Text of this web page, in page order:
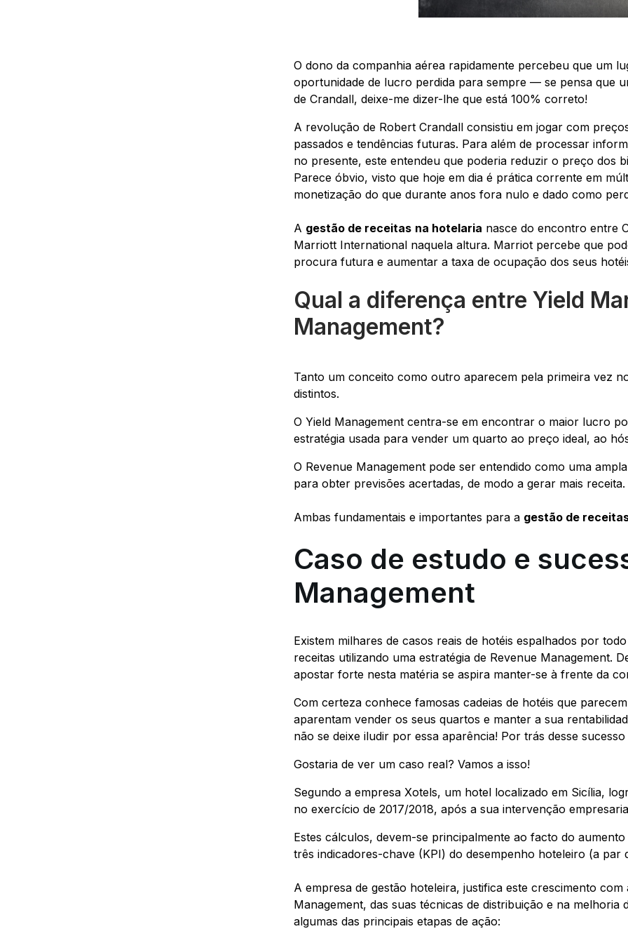
O dono da companhia aérea rapidamente percebeu que um
oportunidade de lucro perdida para sempre — se pensa que
de Crandall, deixe-me dizer-lhe que está 100% correto!
A revolução de Robert Crandall consistiu em jogar com
passados e tendências futuras. Para além de processar
no presente, este entendeu que poderia reduzir o preço dos
Parece óbvio, visto que hoje em dia é prática corrente em
monetização do que durante anos fora nulo e dado como
A gestão de receitas na hotelaria nasce do encontro entre
Marriott International naquela altura. Marriot percebe que
procura futura e aumentar a taxa de ocupação dos seus
Qual a diferença entre Yield
Management?
Tanto um conceito como outro aparecem pela primeira vez
distintos.
O Yield Management centra-se em encontrar o maior lucro
estratégia usada para vender um quarto ao preço ideal, ao
O Revenue Management pode ser entendido como uma
para obter previsões acertadas, de modo a gerar mais receita.
Ambas fundamentais e importantes para a gestão de
Caso de estudo e
Management
Existem milhares de casos reais de hotéis espalhados por
receitas utilizando uma estratégia de Revenue Management.
apostar forte nesta matéria se aspira manter-se à frente da
Com certeza conhece famosas cadeias de hotéis que
aparentam vender os seus quartos e manter a sua
não se deixe iludir por essa aparência! Por trás desse
Gostaria de ver um caso real? Vamos a isso!
Segundo a empresa Xotels, um hotel localizado em Sicília,
no exercício de 2017/2018, após a sua intervenção
Estes cálculos, devem-se principalmente ao facto do
três indicadores-chave (KPI) do desempenho hoteleiro (a par
A empresa de gestão hoteleira, justifica este crescimento
Management, das suas técnicas de distribuição e na melhoria
algumas das principais etapas de ação: